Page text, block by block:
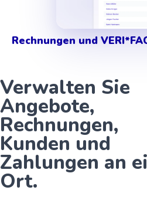
Arbeitszeit und
Rechnungen und
Verwalten Sie
Angebote,
Rechnungen,
Kunden und
Zahlungen an
Ort.